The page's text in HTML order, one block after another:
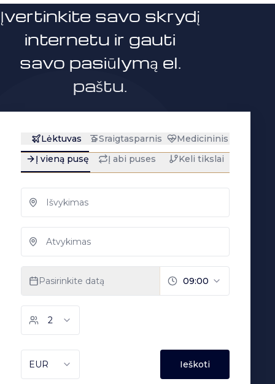
Įvertinkite savo skrydį
internetu ir gauti
savo pasiūlymą el.
paštu.